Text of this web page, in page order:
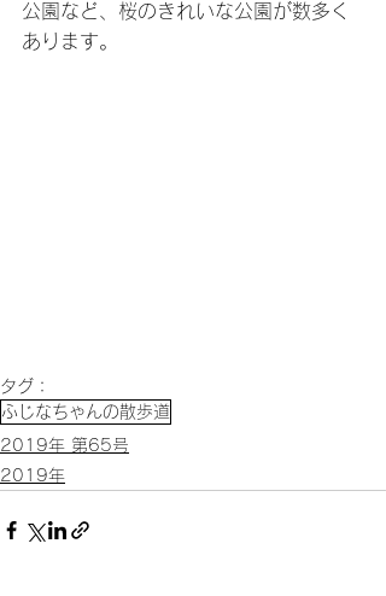
公園など、桜のきれいな公園が数多く
あります。
タグ：
ふじなちゃんの散歩道
2019年 第65号
2019年